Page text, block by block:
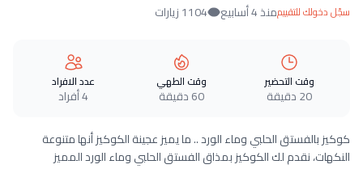
سجّل دخولك للتقييممنذ 4 أسابيع 1104 زيارات
وقت التحضير
20 دقيقة
وقت الطهي
60 دقيقة
عدد الافراد
4 أفراد
كوكيز بالفستق الحلبي وماء الورد .. ما يميز عجينة الكوكيز أنها متنوعة
النكهات، نقدم لك الكوكيز بمذاق الفستق الحلبي وماء الورد المميز